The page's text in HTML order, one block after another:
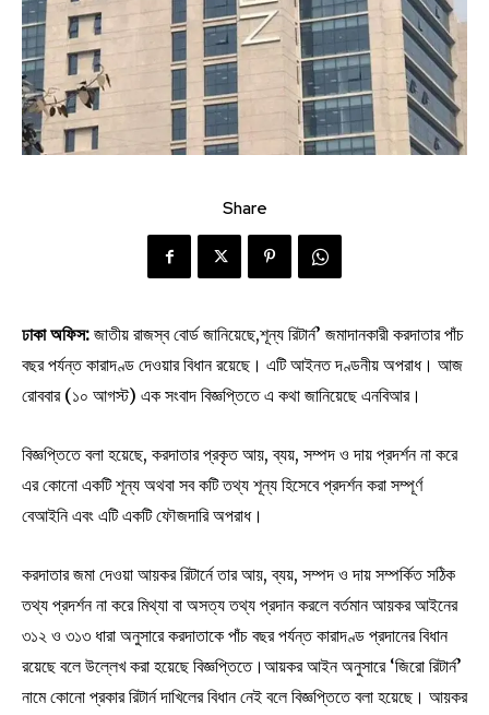
Share
ঢাকা অফিস: জাতীয় রাজস্ব বোর্ড জানিয়েছে,শূন্য রিটার্ন’ জমাদানকারী করদাতার পাঁচ
বছর পর্যন্ত কারাদণ্ড দেওয়ার বিধান রয়েছে। এটি আইনত দণ্ডনীয় অপরাধ। আজ
রোববার (১০ আগস্ট) এক সংবাদ বিজ্ঞপ্তিতে এ কথা জানিয়েছে এনবিআর।
বিজ্ঞপ্তিতে বলা হয়েছে, করদাতার প্রকৃত আয়, ব্যয়, সম্পদ ও দায় প্রদর্শন না করে
এর কোনো একটি শূন্য অথবা সব কটি তথ্য শূন্য হিসেবে প্রদর্শন করা সম্পূর্ণ
বেআইনি এবং এটি একটি ফৌজদারি অপরাধ।
করদাতার জমা দেওয়া আয়কর রিটার্নে তার আয়, ব্যয়, সম্পদ ও দায় সম্পর্কিত সঠিক
তথ্য প্রদর্শন না করে মিথ্যা বা অসত্য তথ্য প্রদান করলে বর্তমান আয়কর আইনের
৩১২ ও ৩১৩ ধারা অনুসারে করদাতাকে পাঁচ বছর পর্যন্ত কারাদণ্ড প্রদানের বিধান
রয়েছে বলে উল্লেখ করা হয়েছে বিজ্ঞপ্তিতে।আয়কর আইন অনুসারে ‘জিরো রিটার্ন’
নামে কোনো প্রকার রিটার্ন দাখিলের বিধান নেই বলে বিজ্ঞপ্তিতে বলা হয়েছে। আয়কর